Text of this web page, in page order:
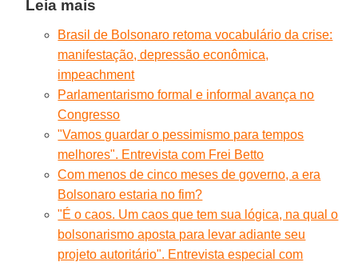
Leia mais
Brasil de Bolsonaro retoma vocabulário da crise:
manifestação, depressão econômica,
impeachment
Parlamentarismo formal e informal avança no
Congresso
"Vamos guardar o pessimismo para tempos
melhores". Entrevista com Frei Betto
Com menos de cinco meses de governo, a era
Bolsonaro estaria no fim?
"É o caos. Um caos que tem sua lógica, na qual o
bolsonarismo aposta para levar adiante seu
projeto autoritário". Entrevista especial com